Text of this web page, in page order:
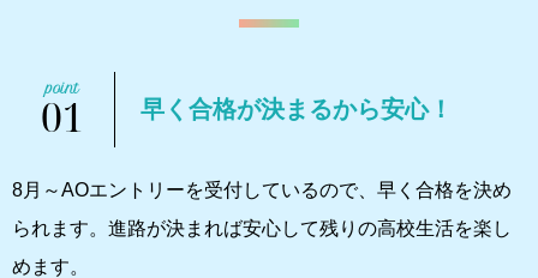
01 早く合格が決まるから安心！
8月～AOエントリーを受付しているので、早く合格を決め
られます。進路が決まれば安心して残りの高校生活を楽し
めます。